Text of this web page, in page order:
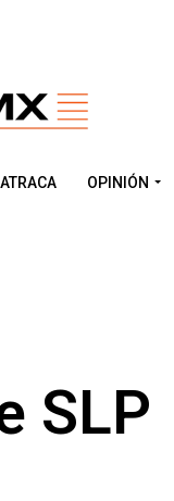
OPINIÓN
SLP